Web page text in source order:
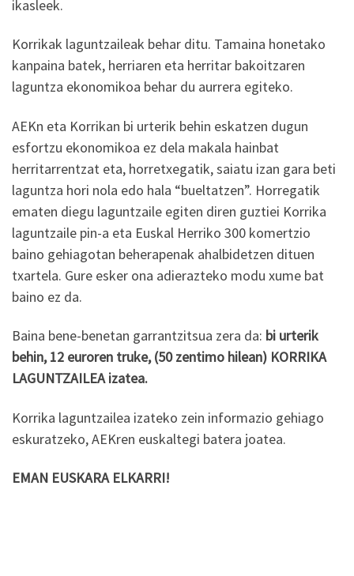
ikasleek.
Korrikak laguntzaileak behar ditu. Tamaina honetako
kanpaina batek, herriaren eta herritar bakoitzaren
laguntza ekonomikoa behar du aurrera egiteko.
AEKn eta Korrikan bi urterik behin eskatzen dugun
esfortzu ekonomikoa ez dela makala hainbat
herritarrentzat eta, horretxegatik, saiatu izan gara beti
laguntza hori nola edo hala “bueltatzen”. Horregatik
ematen diegu laguntzaile egiten diren guztiei Korrika
laguntzaile pin-a eta Euskal Herriko 300 komertzio
baino gehiagotan beherapenak ahalbidetzen dituen
txartela. Gure esker ona adierazteko modu xume bat
baino ez da.
Baina bene-benetan garrantzitsua zera da: bi urterik
behin, 12 euroren truke, (50 zentimo hilean) KORRIKA
LAGUNTZAILEA izatea.
Korrika laguntzailea izateko zein informazio gehiago
eskuratzeko, AEKren euskaltegi batera joatea.
EMAN EUSKARA ELKARRI!